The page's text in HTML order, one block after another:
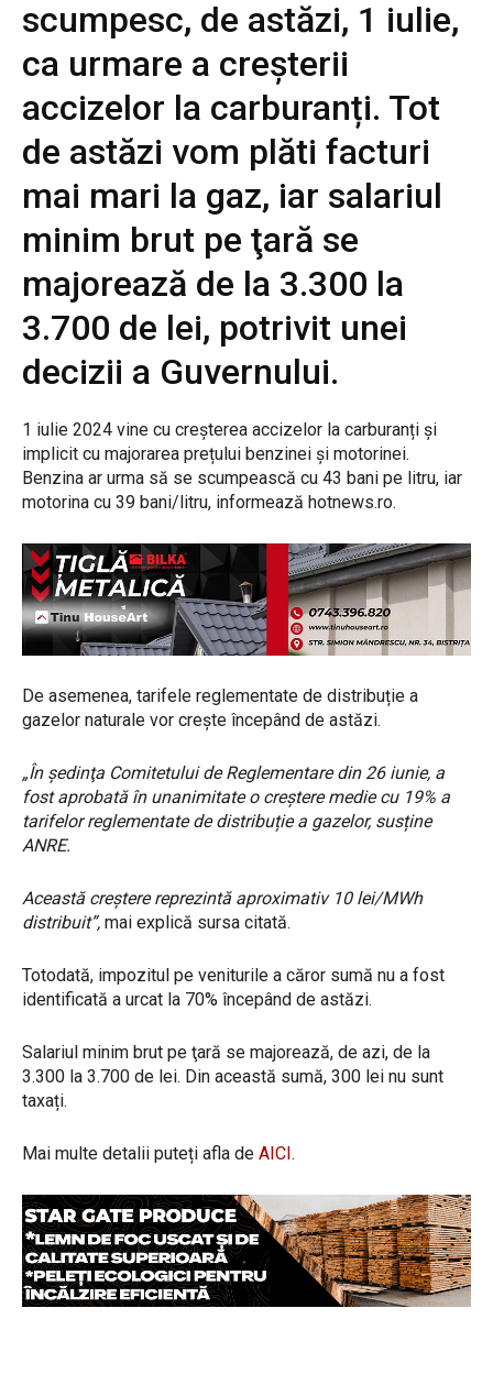
scumpesc, de astăzi, 1 iulie,
ca urmare a creșterii
accizelor la carburanți. Tot
de astăzi vom plăti facturi
mai mari la gaz, iar salariul
minim brut pe ţară se
majorează de la 3.300 la
3.700 de lei, potrivit unei
decizii a Guvernului.
1 iulie 2024 vine cu creșterea accizelor la carburanți și
implicit cu majorarea prețului benzinei și motorinei.
Benzina ar urma să se scumpească cu 43 bani pe litru, iar
motorina cu 39 bani/litru, informează hotnews.ro.
De asemenea, tarifele reglementate de distribuție a
gazelor naturale vor crește începând de astăzi.
„În şedinţa Comitetului de Reglementare din 26 iunie, a
fost aprobată în unanimitate o creștere medie cu 19% a
tarifelor reglementate de distribuție a gazelor, susține
ANRE.
Această creștere reprezintă aproximativ 10 lei/MWh
distribuit”, mai explică sursa citată.
Totodată, impozitul pe veniturile a căror sumă nu a fost
identificată a urcat la 70% începând de astăzi.
Salariul minim brut pe ţară se majorează, de azi, de la
3.300 la 3.700 de lei. Din această sumă, 300 lei nu sunt
taxați.
Mai multe detalii puteți afla de AICI.